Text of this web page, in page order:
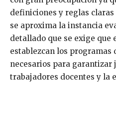
definiciones y reglas
se aproxima la instancia
detallado que se exige que
establezcan los programas
necesarios para garantizar
trabajadores docentes y la